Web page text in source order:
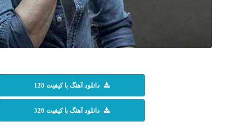
دانلود آهنگ با کیفیت 128
دانلود آهنگ با کیفیت 320